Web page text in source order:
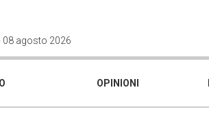
08 agosto 2026
OPINIONI